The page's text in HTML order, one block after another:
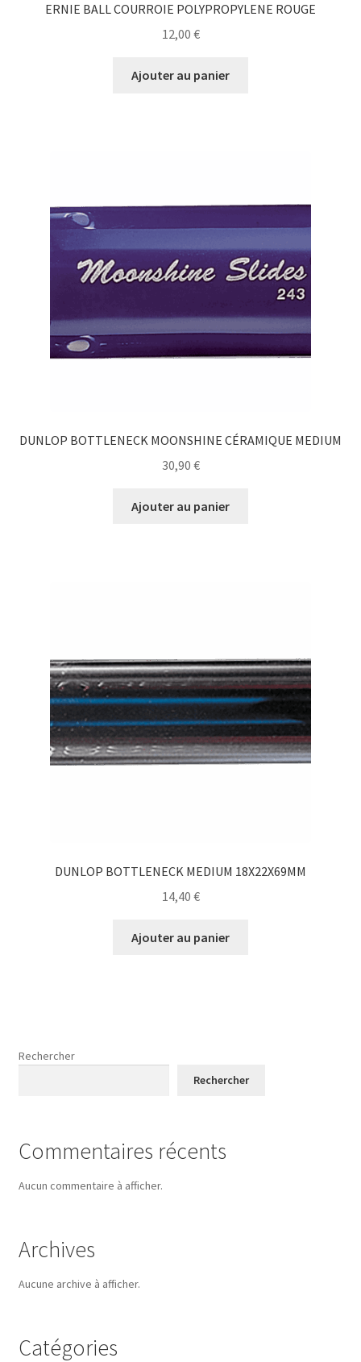
ERNIE BALL COURROIE POLYPROPYLENE ROUGE
12,00 €
Ajouter au panier
DUNLOP BOTTLENECK MOONSHINE CÉRAMIQUE MEDIUM
30,90 €
Ajouter au panier
DUNLOP BOTTLENECK MEDIUM 18X22X69MM
14,40 €
Ajouter au panier
Rechercher
Rechercher
Commentaires récents
Aucun commentaire à afficher.
Archives
Aucune archive à afficher.
Catégories